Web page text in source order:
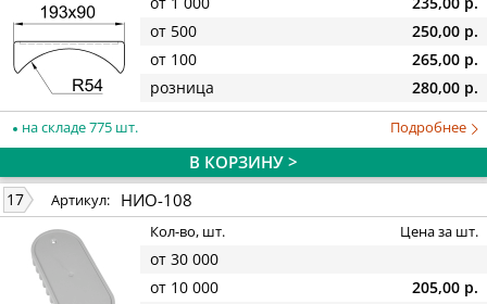
от 500
250,00 р.
от 100
265,00 р.
розница
280,00 р.
на складе 775 шт. Подробнее
В КОРЗИНУ >
17 Артикул: НИО-108
Кол-во, шт. Цена за шт.
от 30 000
от 10 000
205,00 р.